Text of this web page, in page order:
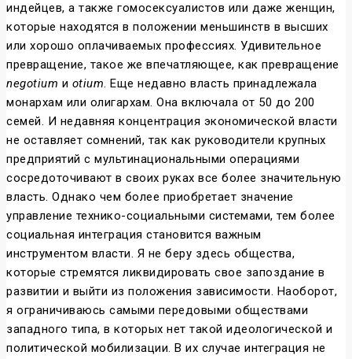
индейцев, а также гомосексуалистов или даже женщин,
которые находятся в положении меньшинств в высших
или хорошо оплачиваемых профессиях. Удивительное
превращение, такое же впечатляющее, как превращение
negotium и otium. Еще недавно власть принадлежала
монархам или олигархам. Она включала от 50 до 200
семей. И недавняя концентрация экономической власти
не оставляет сомнений, так как руководители крупных
предприятий с мультинациональными операциями
сосредоточивают в своих руках все более значительную
власть. Однако чем более приобретает значение
управление технико-социальными системами, тем более
социальная интеграция становится важным
инструментом власти. Я не беру здесь общества,
которые стремятся ликвидировать свое запоздание в
развитии и выйти из положения зависимости. Наоборот,
я ограничиваюсь самыми передовыми обществами
западного типа, в которых нет такой идеологической и
политической мобилизации. В их случае интеграция не